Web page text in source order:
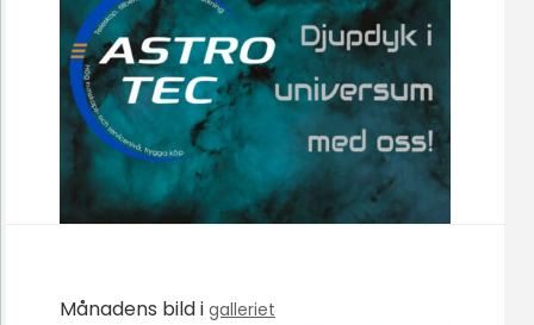
Månadens bild i galleriet